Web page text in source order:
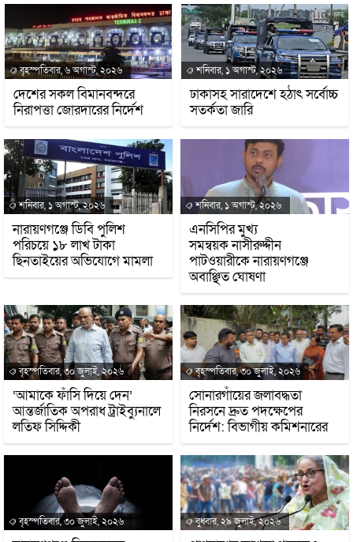
বৃহস্পতিবার, ৬ অগাস্ট, ২০২৬
দেশের সকল বিমানবন্দরে
নিরাপত্তা জোরদারের নির্দেশ
শনিবার, ১ অগাস্ট, ২০২৬
ঢাকাসহ সারাদেশে হঠাৎ সর্বোচ্চ
সতর্কতা জা‌রি
শনিবার, ১ অগাস্ট, ২০২৬
নারায়ণগঞ্জে ডিবি পুলিশ
পরিচয়ে ১৮ লাখ টাকা
ছিনতাইয়ের অভিযোগে মামলা
শনিবার, ১ অগাস্ট, ২০২৬
এনসিপির মুখ্য
সমন্বয়ক নাসীরুদ্দীন
পাটওয়ারীকে নারায়ণগঞ্জে
অবাঞ্ছিত ঘোষণা
বৃহস্পতিবার, ৩০ জুলাই, ২০২৬
‘আমাকে ফাঁসি দিয়ে দেন’
আন্তর্জাতিক অপরাধ ট্রাইব্যুনালে
লতিফ সিদ্দিকী
বৃহস্পতিবার, ৩০ জুলাই, ২০২৬
সোনারগাঁয়ের জলাবদ্ধতা
নিরসনে দ্রুত পদক্ষেপের
নির্দেশ: বিভাগীয় কমিশনারের
বৃহস্পতিবার, ৩০ জুলাই, ২০২৬ বুধবার, ২৯ জুলাই, ২০২৬